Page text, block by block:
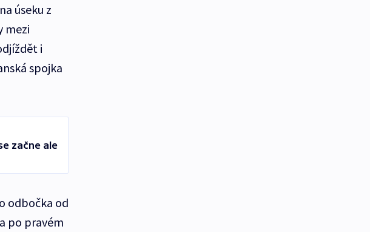
úseku z
mezi
i
spojka
začne ale
odbočka od
po pravém